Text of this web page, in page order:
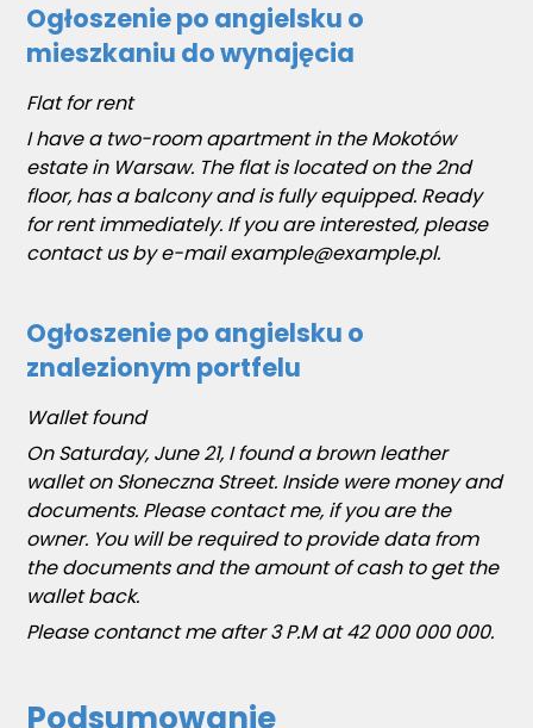
Ogłoszenie po angielsku o
mieszkaniu do wynajęcia
Flat for rent
I have a two-room apartment in the Mokotów
estate in Warsaw. The flat is located on the 2nd
floor, has a balcony and is fully equipped. Ready
for rent immediately. If you are interested, please
contact us by e-mail example@example.pl.
Ogłoszenie po angielsku o
znalezionym portfelu
Wallet found
On Saturday, June 21, I found a brown leather
wallet on Słoneczna Street. Inside were money and
documents. Please contact me, if you are the
owner. You will be required to provide data from
the documents and the amount of cash to get the
wallet back.
Please contanct me after 3 P.M at 42 000 000 000.
Podsumowanie